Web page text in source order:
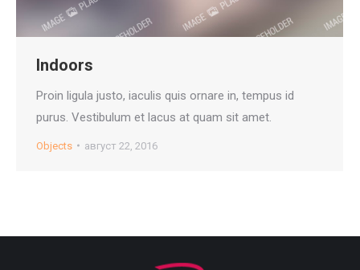
Indoors
Proin ligula justo, iaculis quis ornare in, tempus id
purus. Vestibulum et lacus at quam sit amet.
Objects август 22, 2016